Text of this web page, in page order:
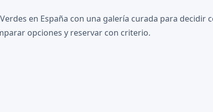
en España con una galería curada para decidir
opciones y reservar con criterio.